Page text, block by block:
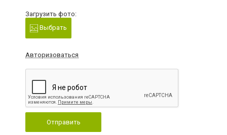
Загрузить фото:
Выбрать
Авторизоваться
Отправить